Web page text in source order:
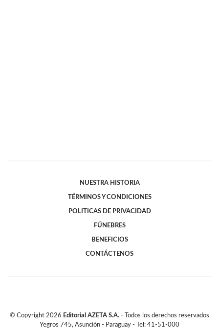
NUESTRA HISTORIA
TÉRMINOS Y CONDICIONES
POLITICAS DE PRIVACIDAD
FÚNEBRES
BENEFICIOS
CONTÁCTENOS
© Copyright 2026 Editorial AZETA S.A. - Todos los derechos reservados
Yegros 745, Asunción - Paraguay - Tel: 41-51-000